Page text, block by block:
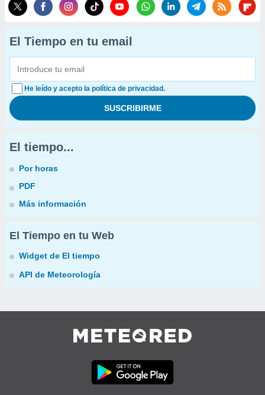
El Tiempo en tu email
He leído y acepto la política de privacidad.
El tiempo...
Por horas
PDF
Más información
El Tiempo en tu Web
Widget de El tiempo
API de Meteorología